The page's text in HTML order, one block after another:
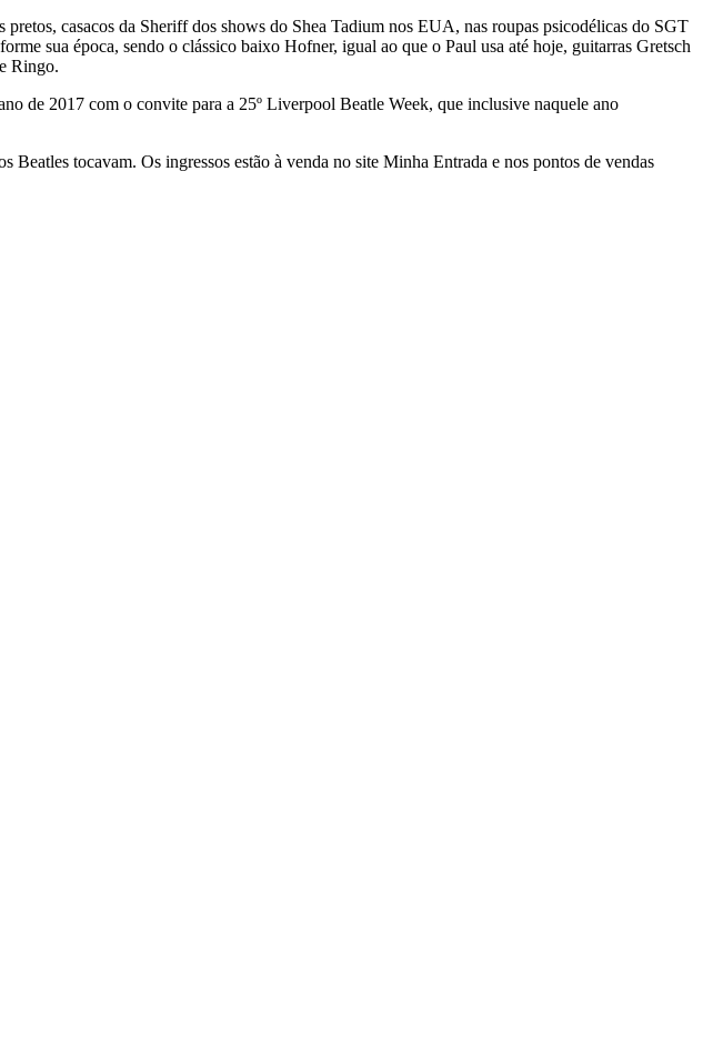
casacos da Sheriff dos shows do Shea Tadium nos EUA, nas roupas psicodélicas do SGT
sua época, sendo o clássico baixo Hofner, igual ao que o Paul usa até hoje, guitarras Gretsch
Ringo.
de 2017 com o convite para a 25º Liverpool Beatle Week, que inclusive naquele ano
Beatles tocavam. Os ingressos estão à venda no site Minha Entrada e nos pontos de vendas